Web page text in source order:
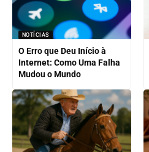
NOTÍCIAS
O Erro que Deu Início à
Internet: Como Uma Falha
Mudou o Mundo